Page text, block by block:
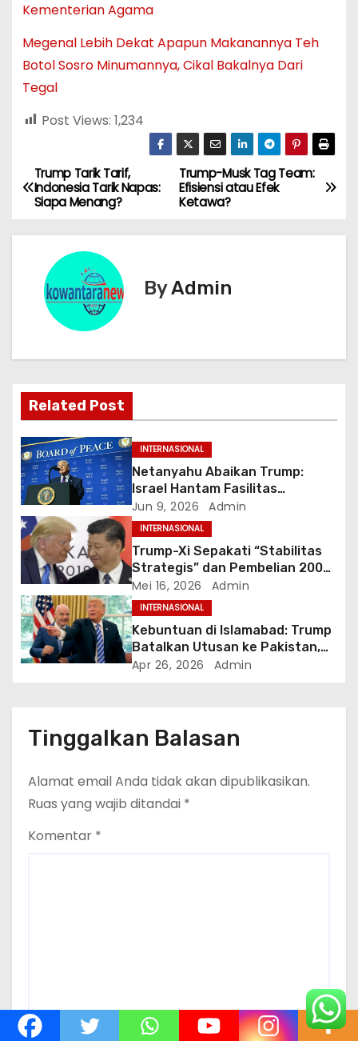
Kementerian Agama
Megenal Lebih Dekat Apapun Makanannya Teh
Botol Sosro Minumannya, Cikal Bakalnya Dari
Tegal
Post Views: 1,234
N
a
s
i
p
o
s
Trump-Musk Tag Team:
Efisiensi atau Efek
Ketawa?
Trump Tarik Tarif,
Indonesia Tarik Napas:
Siapa Menang?
ByAdmin
Related Post
INTERNASIONAL
Netanyahu Abaikan Trump:
Israel Hantam Fasilitas
Petrokimia Iran di Hari ke-100
Perang
Jun 9, 2026 Admin
INTERNASIONAL
Trump-Xi Sepakati “Stabilitas
Strategis” dan Pembelian 200
Pesawat Boeing dalam
Kunjungan Bersejarah di Beijing
Mei 16, 2026 Admin
INTERNASIONAL
Kebuntuan di Islamabad: Trump
Batalkan Utusan ke Pakistan,
Klaim Terima Proposal Baru dari
Apr 26, 2026 Admin
Tinggalkan Balasan
Alamat email Anda tidak akan dipublikasikan.
Ruas yang wajib ditandai *
Komentar *